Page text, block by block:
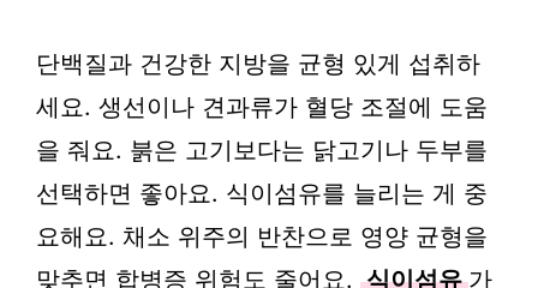
단백질과 건강한 지방을 균형 있게 섭취하
세요. 생선이나 견과류가 혈당 조절에 도움
을 줘요. 붉은 고기보다는 닭고기나 두부를
선택하면 좋아요. 식이섬유를 늘리는 게 중
요해요. 채소 위주의 반찬으로 영양 균형을
맞추면 합병증 위험도 줄어요. 식이섬유 가